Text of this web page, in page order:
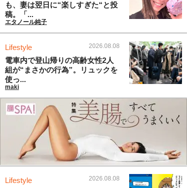
も、妻は翌日に“楽しすぎた“と投
稿。「...
エタノール純子
Lifestyle 2026.08.08
電車内で登山帰りの高齢女性2人
組が“まさかの行為”。リュックを
使っ...
maki
Lifestyle 2026.08.08